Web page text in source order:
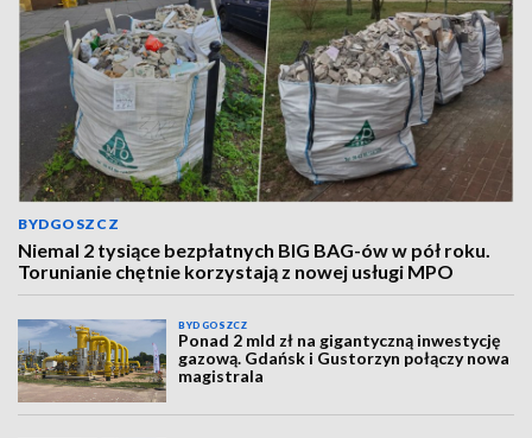
BYDGOSZCZ
Niemal 2 tysiące bezpłatnych BIG BAG-ów w pół roku.
Torunianie chętnie korzystają z nowej usługi MPO
BYDGOSZCZ
Ponad 2 mld zł na gigantyczną inwestycję
gazową. Gdańsk i Gustorzyn połączy nowa
magistrala